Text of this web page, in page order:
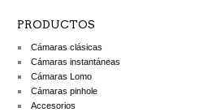
PRODUCTOS
Cámaras clásicas
Cámaras instantáneas
Cámaras Lomo
Cámaras pinhole
Accesorios